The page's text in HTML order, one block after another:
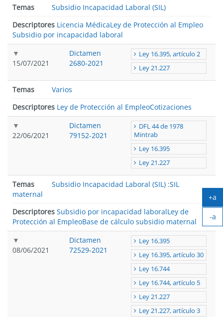
Temas
Subsidio Incapacidad Laboral (SIL)
Descriptores Licencia MédicaLey de Protección al Empleo
Subsidio por incapacidad laboral
15/07/2021
Dictamen
2680-2021
Ley 16.395, artículo 2
Ley 21.227
Temas
Varios
Descriptores Ley de Protección al EmpleoCotizaciones
22/06/2021
Dictamen
79152-2021
DFL 44 de 1978
Mintrab
Ley 16.395
Ley 21.227
Temas Subsidio Incapacidad Laboral (SIL) :SIL
maternal
Descriptores Subsidio por incapacidad laboralLey de
Protección al EmpleoBase de cálculo subsidio maternal
08/06/2021
Dictamen
72529-2021
Ley 16.395
Ley 16.395, artículo 30
Ley 16.744
Ley 16.744, artículo 5
Ley 21.227
Ley 21.227, artículo 3
+a
-a